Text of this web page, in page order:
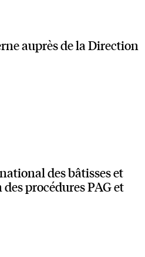
auprès de la Direction
des bâtisses et
procédures PAG et